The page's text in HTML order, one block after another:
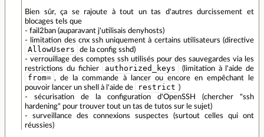
Bien sûr, ça se rajoute à tout un tas d'autres durcissement et
blocages tels que
- fail2ban (auparavant j'utilisais denyhosts)
- limitation des cnx ssh uniquement à certains utilisateurs (directive
AllowUsers
de la config sshd)
- verrouillage des comptes ssh utilisés pour des sauvegardes via les
restrictions du fichier
authorized_keys (limitation à l'aide de
from= , de la commande à lancer ou encore en empêchant le
pouvoir lancer un shell à l'aide de
restrict )
- sécurisation de la configuration d'OpenSSH (chercher "ssh
hardening" pour trouver tout un tas de tutos sur le sujet)
- surveillance des connexions suspectes (surtout celles qui ont
réussies)